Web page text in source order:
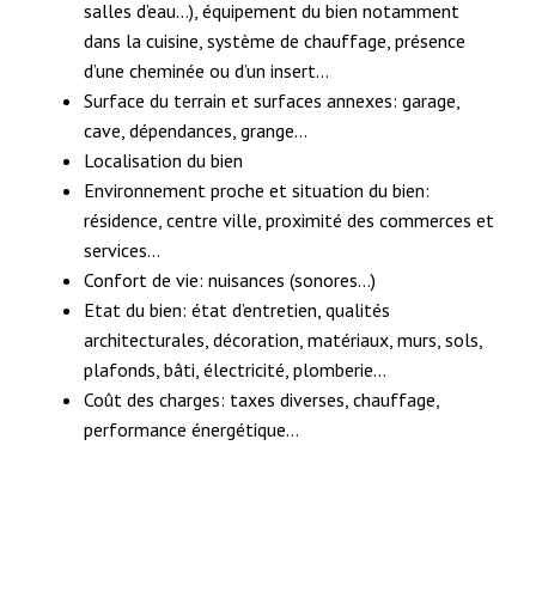
salles d’eau…), équipement du bien notamment
dans la cuisine, système de chauffage, présence
d’une cheminée ou d’un insert…
Surface du terrain et surfaces annexes: garage,
cave, dépendances, grange…
Localisation du bien
Environnement proche et situation du bien:
résidence, centre ville, proximité des commerces et
services…
Confort de vie: nuisances (sonores…)
Etat du bien: état d’entretien, qualités
architecturales, décoration, matériaux, murs, sols,
plafonds, bâti, électricité, plomberie…
Coût des charges: taxes diverses, chauffage,
performance énergétique…